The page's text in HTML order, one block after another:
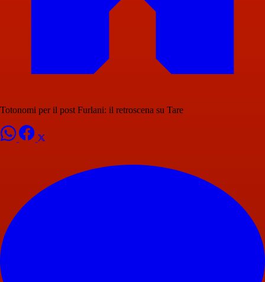
Totonomi per il post Furlani: il retroscena su Tare